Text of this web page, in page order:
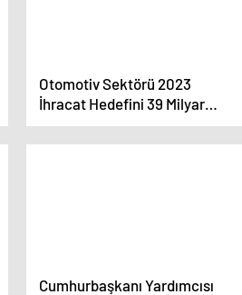
Otomotiv Sektörü 2023
İhracat Hedefini 39 Milyar
Dolar Olarak Belirledi
Cumhurbaşkanı Yardımcısı